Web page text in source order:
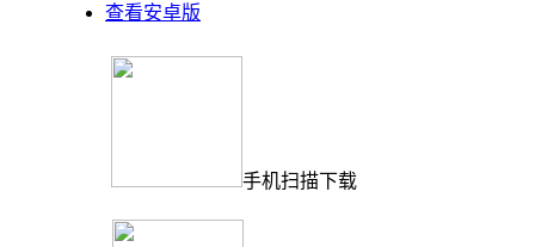
查看安卓版
手机扫描下载